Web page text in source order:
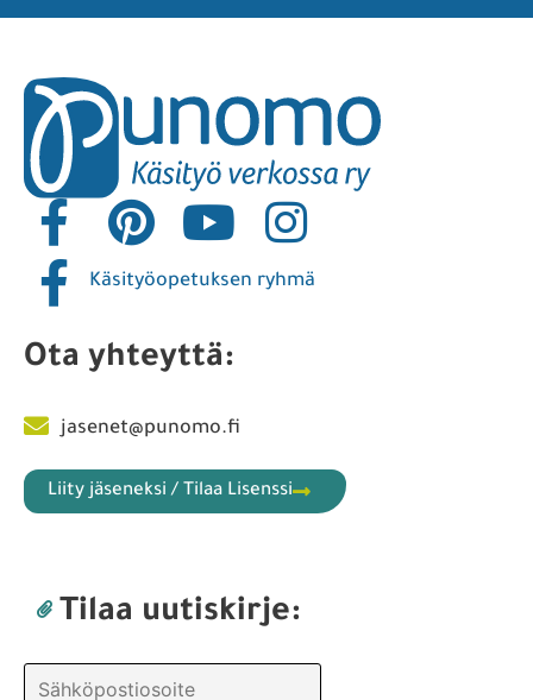
Käsityöopetuksen ryhmä
Ota yhteyttä:
jasenet@punomo.fi
Liity jäseneksi / Tilaa Lisenssi
Tilaa uutiskirje: